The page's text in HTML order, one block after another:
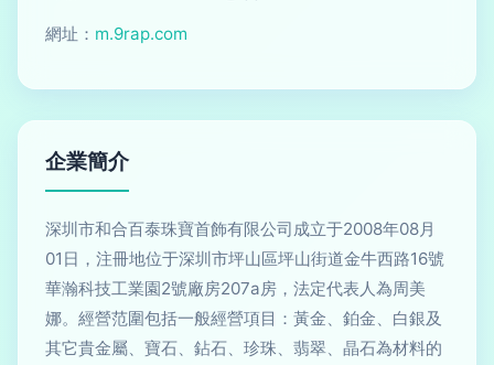
網址： m.9rap.com
企業簡介
深圳市和合百泰珠寶首飾有限公司成立于2008年08月
01日，注冊地位于深圳市坪山區坪山街道金牛西路16號
華瀚科技工業園2號廠房207a房，法定代表人為周美
娜。經營范圍包括一般經營項目：黃金、鉑金、白銀及
其它貴金屬、寶石、鉆石、珍珠、翡翠、晶石為材料的